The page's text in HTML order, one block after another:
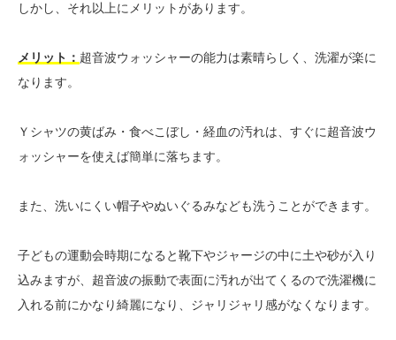
しかし、それ以上にメリットがあります。
メリット： 超音波ウォッシャーの能力は素晴らしく、洗濯が楽に
なります。
Ｙシャツの黄ばみ・食べこぼし・経血の汚れは、すぐに超音波ウ
ォッシャーを使えば簡単に落ちます。
また、洗いにくい帽子やぬいぐるみなども洗うことができます。
子どもの運動会時期になると靴下やジャージの中に土や砂が入り
込みますが、超音波の振動で表面に汚れが出てくるので洗濯機に
入れる前にかなり綺麗になり、ジャリジャリ感がなくなります。